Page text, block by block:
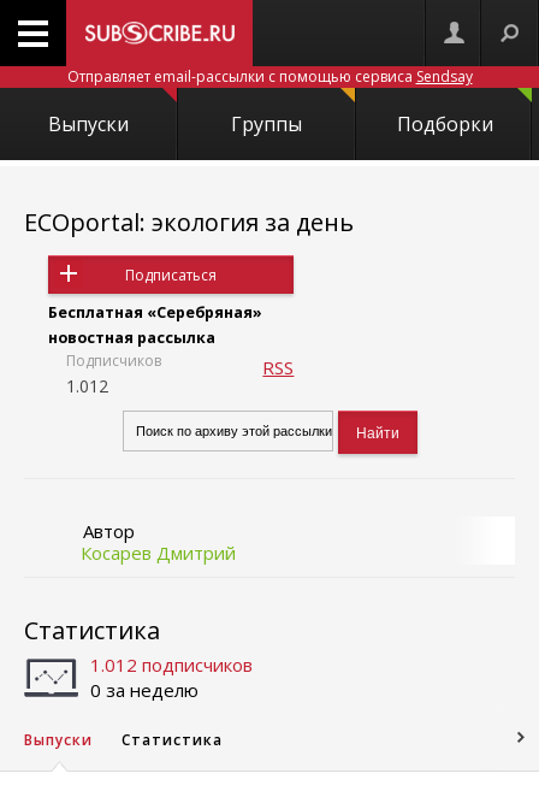
Отправляет email-рассылки с помощью сервиса Sendsay
Выпуски Группы Подборки
ECOportal: экология за день
Подписаться
Бесплатная «Серебряная»
новостная рассылка
Подписчиков
1.012
RSS
Автор
Косарев Дмитрий
Статистика
1.012 подписчиков
0 за неделю
Выпуски Статистика